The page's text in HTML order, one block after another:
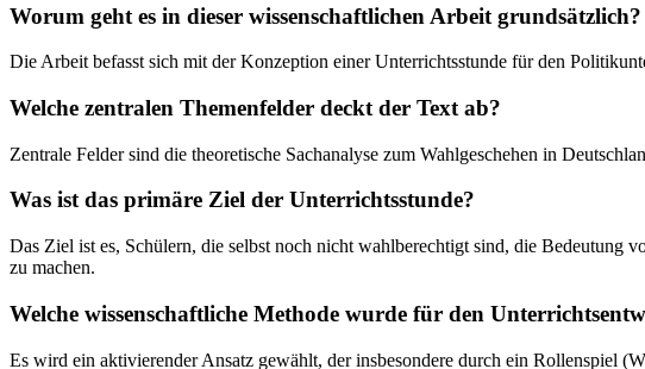
Worum geht es in dieser wissenschaftlichen Arbeit grundsätzlich?
Die Arbeit befasst sich mit der Konzeption einer Unterrichtsstunde für den
Welche zentralen Themenfelder deckt der Text ab?
Zentrale Felder sind die theoretische Sachanalyse zum Wahlgeschehen in
Was ist das primäre Ziel der Unterrichtsstunde?
Das Ziel ist es, Schülern, die selbst noch nicht wahlberechtigt sind, die
zu machen.
Welche wissenschaftliche Methode wurde für den
Es wird ein aktivierender Ansatz gewählt, der insbesondere durch ein Rollenspiel